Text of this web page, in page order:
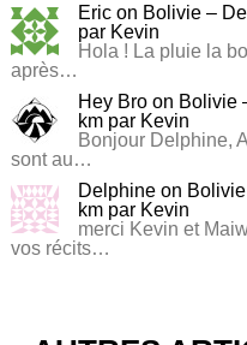
Eric on Bolivie –
par Kevin
Hola ! La pluie la
après…
Hey Bro on Bolivie
km par Kevin
Bonjour Delphine,
sont au…
Delphine on
km par Kevin
merci Kevin et
vos récits…